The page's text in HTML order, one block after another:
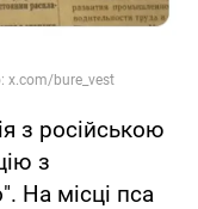
з російською
з
На місці пса